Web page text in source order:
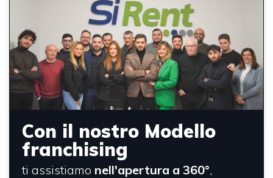
Con il nostro Modello
franchising
ti assistiamo nell'apertura a 360°,